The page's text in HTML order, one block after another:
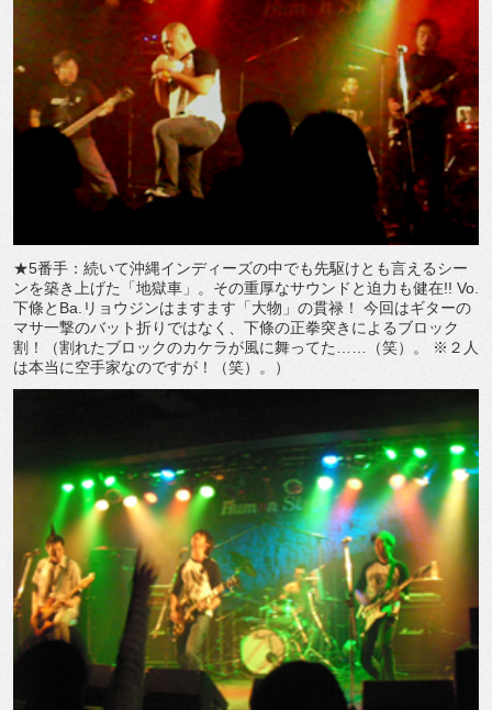
★5番手：続いて沖縄インディーズの中でも先駆けとも言えるシー
ンを築き上げた「地獄車」。その重厚なサウンドと迫力も健在!! Vo.
下條とBa.リョウジンはますます「大物」の貫禄！ 今回はギターの
マサ一撃のバット折りではなく、下條の正拳突きによるブロック
割！（割れたブロックのカケラが風に舞ってた……（笑）。 ※２人
は本当に空手家なのですが！（笑）。）